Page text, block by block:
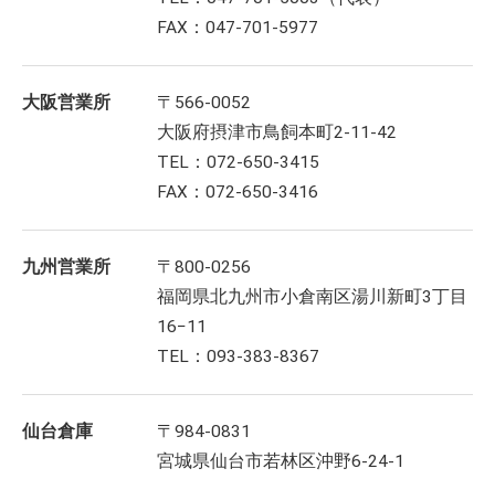
FAX：047-701-5977
大阪営業所
〒566-0052
大阪府摂津市鳥飼本町2-11-42
TEL：072-650-3415
FAX：072-650-3416
九州営業所
〒800-0256
福岡県北九州市小倉南区湯川新町3丁目
16−11
TEL：093-383-8367
仙台倉庫
〒984-0831
宮城県仙台市若林区沖野6-24-1